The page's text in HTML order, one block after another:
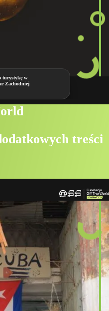
turystykę w
Zachodniej
treści